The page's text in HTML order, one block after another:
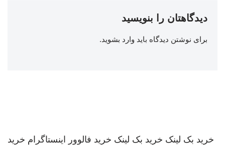
دیدگاهتان را بنویسید
برای نوشتن دیدگاه باید وارد بشوید.
خرید بک لینک خرید بک لینک خرید فالوور اینستاگرام خرید